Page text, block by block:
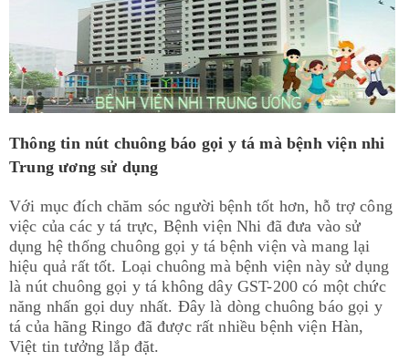
Thông tin nút chuông báo gọi y tá mà bệnh viện nhi
Trung ương sử dụng
Với mục đích chăm sóc người bệnh tốt hơn, hỗ trợ công
việc của các y tá trực, Bệnh viện Nhi đã đưa vào sử
dụng hệ thống chuông gọi y tá bệnh viện và mang lại
hiệu quả rất tốt. Loại chuông mà bệnh viện này sử dụng
là nút chuông gọi y tá không dây GST-200 có một chức
năng nhấn gọi duy nhất. Đây là dòng chuông báo gọi y
tá của hãng Ringo đã được rất nhiều bệnh viện Hàn,
Việt tin tưởng lắp đặt.